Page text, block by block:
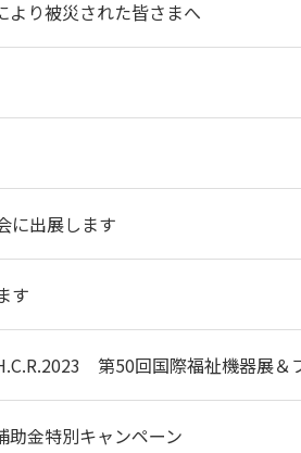
より被災された皆さまへ
に出展します
す
第50回国際福祉機器展＆
助金特別キャンペーン